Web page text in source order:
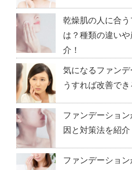
乾燥肌の人に合
は？種類の違い
介！
気になるファン
うすれば改善でき
ファンデーショ
因と対策法を紹介
ファンデーショ